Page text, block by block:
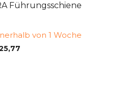
Führungsschiene
von 1 Woche